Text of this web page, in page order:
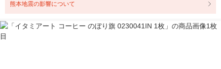
熊本地震の影響について